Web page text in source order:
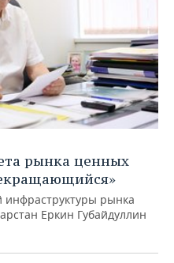
рынка ценных
инфраструктуры рынка
Еркин Губайдуллин